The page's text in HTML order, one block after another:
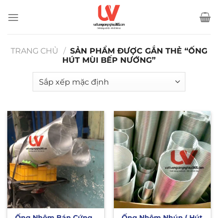
qua
TRANG CHỦ
/ SẢN PHẨM ĐƯỢC GẮN THẺ “ỐNG
HÚT MÙI BẾP NƯỚNG”